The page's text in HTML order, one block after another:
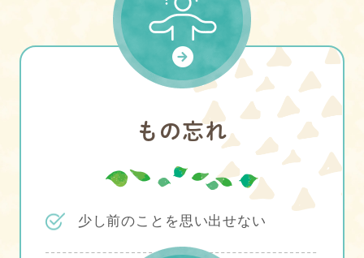
もの忘れ
少し前のことを思い出せない